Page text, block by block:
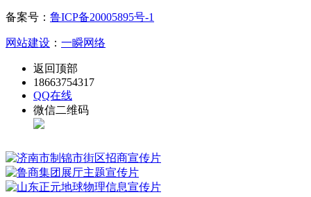
备案号： 鲁ICP备20005895号-1
网站建设 ： 一瞬网络
返回顶部
18663754317
QQ在线
微信二维码